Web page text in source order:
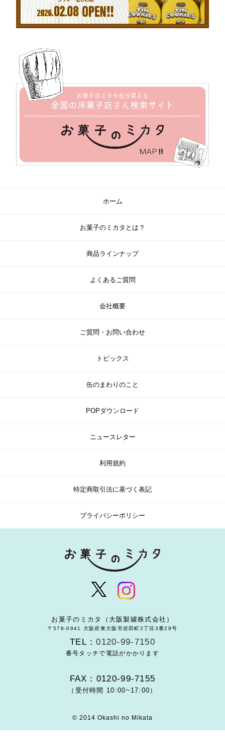
ホーム
お菓子のミカタとは？
商品ラインナップ
よくあるご質問
会社概要
ご質問・お問い合わせ
トピックス
缶のまわりのこと
POPダウンロード
ニュースレター
利用規約
特定商取引法に基づく表記
プライバシーポリシー
お菓子のミカタ（大阪製罐株式会社）
〒578-0941 大阪府東大阪市岩田町2丁目3番28号
TEL：0120-99-7150
番号タッチで電話がかかります
FAX：0120-99-7155
（受付時間 10:00~17:00）
© 2014 Okashi no Mikata